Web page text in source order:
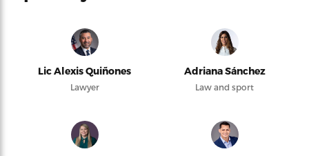
Lic Alexis Quiñones
Lawyer
Adriana Sánchez
Law and sport